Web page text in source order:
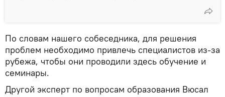
По словам нашего собеседника, для решения
проблем необходимо привлечь специалистов из-за
рубежа, чтобы они проводили здесь обучение и
семинары.
Другой эксперт по вопросам образования Вюсал